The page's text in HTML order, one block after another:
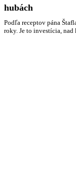
hubách
Podľa receptov pána
roky. Je to investícia, nad